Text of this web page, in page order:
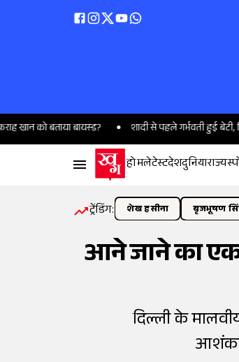
बायस्ड? शादी से पहले गर्भवती हुई बेटी, पिता ने
होमलेटेस्टदेशदुनियाराज्य
ट्रेंडिंग: शेख हसीना बृजभूषण
आने जाने का एक
दिल्ली के
आशंका